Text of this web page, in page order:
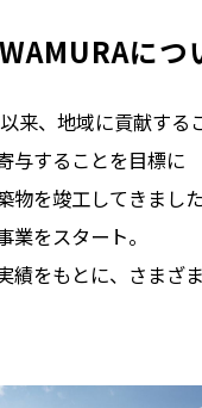
につ
来、地域に貢献する
与することを目標に
物を竣工してきまし
業をスタート。
績をもとに、さまざ